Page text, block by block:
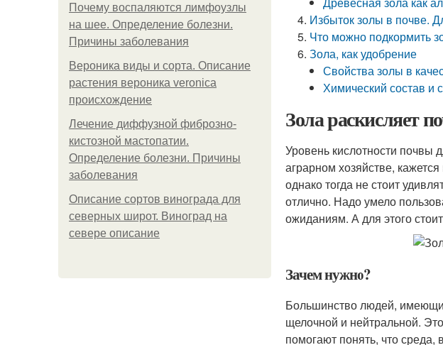
Почему воспаляются лимфоузлы
на шее. Определение болезни.
Причины заболевания
Вероника виды и сорта. Описание
растения вероника veronica
происхождение
Лечение диффузной фиброзно-
кистозной мастопатии.
Определение болезни. Причины
заболевания
Описание сортов винограда для
северных широт. Виноград на
севере описание
Избыток золы в почве.
Что можно подкормить
Зола, как удобрение
Свойства золы в
Химический состав и
Зола раскисляет
Уровень кислотности почвы
аграрном хозяйстве,
однако тогда не стоит
отлично. Надо умело
ожиданиям. А для этого
Зачем нужно?
Большинство людей,
щелочной и нейтральной.
помогают понять, что